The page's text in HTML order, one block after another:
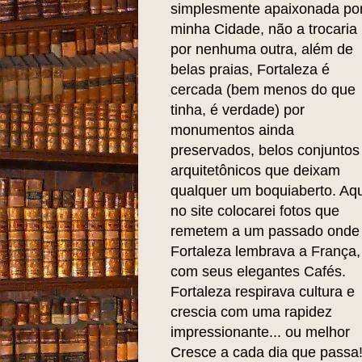
simplesmente apaixonada
minha Cidade, não a trocaria
por nenhuma outra, além de
belas praias, Fortaleza é
cercada (bem menos do que
tinha, é verdade) por
monumentos ainda
preservados, belos conjuntos
arquitetônicos que deixam
qualquer um boquiaberto.
no site colocarei fotos que
remetem a um passado onde
Fortaleza lembrava a França,
com seus elegantes Cafés.
Fortaleza respirava cultura e
crescia com uma rapidez
impressionante... ou melhor
Cresce a cada dia que